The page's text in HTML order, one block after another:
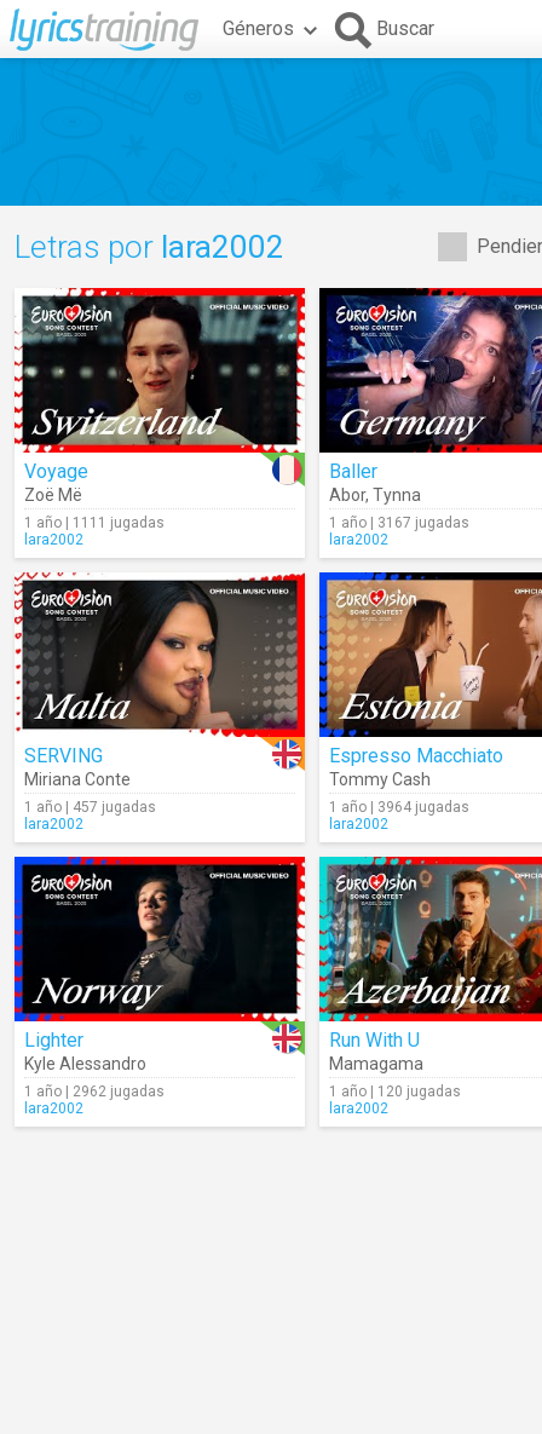
Géneros Buscar
Letras por lara2002
Voyage
Zoë Më
1 año | 1111 jugadas
lara2002
Baller
Abor, Tynna
1 año | 3167 jugadas
lara2002
SERVING
Miriana Conte
1 año | 457 jugadas
lara2002
Espresso Macchiato
Tommy Cash
1 año | 3964 jugadas
lara2002
Lighter
Kyle Alessandro
1 año | 2962 jugadas
lara2002
Run With U
Mamagama
1 año | 120 jugadas
lara2002